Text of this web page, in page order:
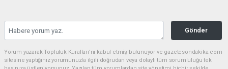
Gönder
Yorum yazarak Topluluk Kuralları’nı kabul etmiş bulunuyor ve gazetesondakika.com
sitesine yaptığınız yorumunuzla ilgili doğrudan veya dolaylı tüm sorumluluğu tek